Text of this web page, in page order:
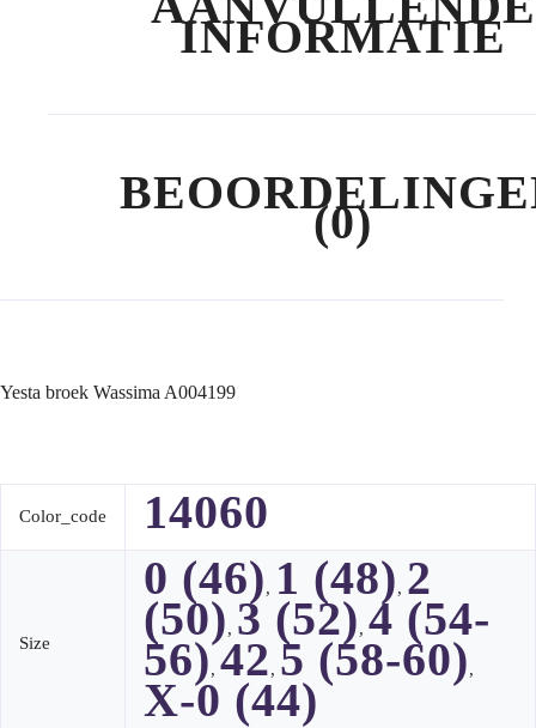
INFORMATIE
(0)
Yesta broek Wassima A004199
Color_code 14060
Size
0 (46), 1 (48), 2
(50), 3 (52), 4 (54-
56), 42, 5 (58-60),
X-0 (44)